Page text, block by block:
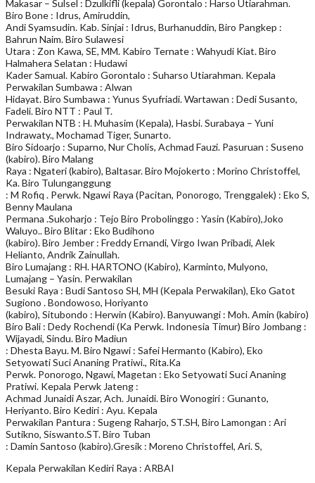
Makasar – Sulsel : Dzulkifli (kepala) Gorontalo : Harso Utiarahman.
Biro Bone : Idrus, Amiruddin,
Andi Syamsudin. Kab. Sinjai : Idrus, Burhanuddin, Biro Pangkep :
Bahrun Naim. Biro Sulawesi
Utara : Zon Kawa, SE, MM. Kabiro Ternate : Wahyudi Kiat. Biro
Halmahera Selatan : Hudawi
Kader Samual. Kabiro Gorontalo : Suharso Utiarahman. Kepala
Perwakilan Sumbawa : Alwan
Hidayat. Biro Sumbawa : Yunus Syufriadi. Wartawan : Dedi Susanto,
Fadeli. Biro NTT : Paul T.
Perwakilan NTB : H. Muhasim (Kepala), Hasbi. Surabaya – Yuni
Indrawaty., Mochamad Tiger, Sunarto.
Biro Sidoarjo : Suparno, Nur Cholis, Achmad Fauzi. Pasuruan : Suseno
(kabiro). Biro Malang
Raya : Ngateri (kabiro), Baltasar. Biro Mojokerto : Morino Christoffel,
Ka. Biro Tulunganggung
: M Rofiq . Perwk. Ngawi Raya (Pacitan, Ponorogo, Trenggalek) : Eko S,
Benny Maulana
Permana .Sukoharjo : Tejo Biro Probolinggo : Yasin (Kabiro),Joko
Waluyo.. Biro Blitar : Eko Budihono
(kabiro). Biro Jember : Freddy Ernandi, Virgo Iwan Pribadi, Alek
Helianto, Andrik Zainullah.
Biro Lumajang : RH. HARTONO (Kabiro), Karminto, Mulyono,
Lumajang – Yasin. Perwakilan
Besuki Raya : Budi Santoso SH, MH (Kepala Perwakilan), Eko Gatot
Sugiono . Bondowoso, Horiyanto
(kabiro), Situbondo : Herwin (Kabiro). Banyuwangi : Moh. Amin (kabiro)
Biro Bali : Dedy Rochendi (Ka Perwk. Indonesia Timur) Biro Jombang :
Wijayadi, Sindu. Biro Madiun
: Dhesta Bayu. M. Biro Ngawi : Safei Hermanto (Kabiro), Eko
Setyowati Suci Ananing Pratiwi., Rita.Ka
Perwk. Ponorogo, Ngawi, Magetan : Eko Setyowati Suci Ananing
Pratiwi. Kepala Perwk Jateng :
Achmad Junaidi Aszar, Ach. Junaidi. Biro Wonogiri : Gunanto,
Heriyanto. Biro Kediri : Ayu. Kepala
Perwakilan Pantura : Sugeng Raharjo, ST.SH, Biro Lamongan : Ari
Sutikno, Siswanto.ST. Biro Tuban
: Damin Santoso (kabiro).Gresik : Moreno Christoffel, Ari. S,
Kepala Perwakilan Kediri Raya : ARBAI